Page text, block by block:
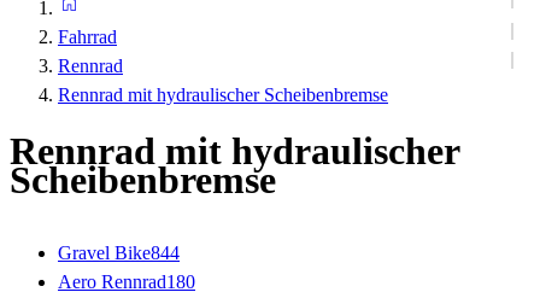
Fahrrad
Rennrad
Rennrad mit hydraulischer Scheibenbremse
Rennrad mit hydraulischer
Scheibenbremse
Gravel Bike844
Aero Rennrad180